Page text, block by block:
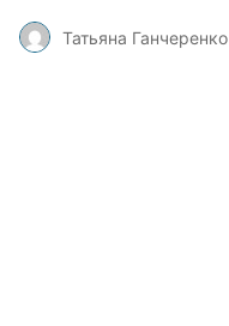
Татьяна Ганчеренко